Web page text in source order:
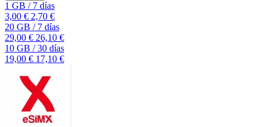
1 GB /7 días
3,00 € 2,70 €
20 GB /7 días
29,00 € 26,10 €
10 GB /30 días
19,00 € 17,10 €